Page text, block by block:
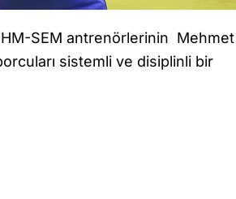
SEM antrenörlerinin Mehmet
sistemli ve disiplinli bir